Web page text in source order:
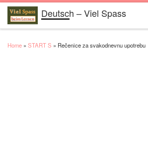
Skip to contentDeutsch – Viel Spass
Home » START S » Rečenice za svakodnevnu upotrebu